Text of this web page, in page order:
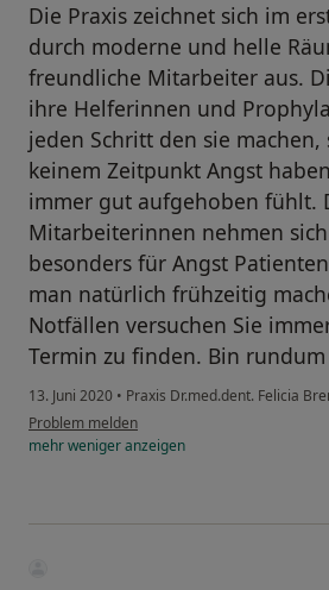
Die Praxis zeichnet sich im
durch moderne und helle
freundliche Mitarbeiter aus.
ihre Helferinnen und
jeden Schritt den sie machen,
keinem Zeitpunkt Angst
immer gut aufgehoben fühlt.
Mitarbeiterinnen nehmen
besonders für Angst
man natürlich frühzeitig
Notfällen versuchen Sie
Termin zu finden. Bin
13. Juni 2020 • Praxis Dr.med.dent. Felicia
Problem melden
mehrwenigeranzeigen